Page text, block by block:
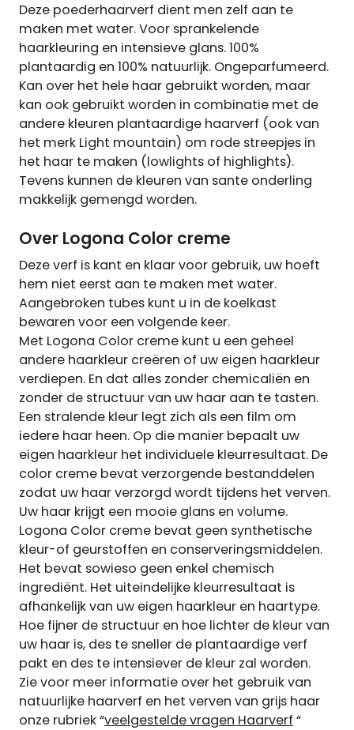
Deze poederhaarverf dient men zelf aan te
maken met water. Voor sprankelende
haarkleuring en intensieve glans. 100%
plantaardig en 100% natuurlijk. Ongeparfumeerd.
Kan over het hele haar gebruikt worden, maar
kan ook gebruikt worden in combinatie met de
andere kleuren plantaardige haarverf (ook van
het merk Light mountain) om rode streepjes in
het haar te maken (lowlights of highlights).
Tevens kunnen de kleuren van sante onderling
makkelijk gemengd worden.
Over Logona Color creme
Deze verf is kant en klaar voor gebruik, uw hoeft
hem niet eerst aan te maken met water.
Aangebroken tubes kunt u in de koelkast
bewaren voor een volgende keer.
Met Logona Color creme kunt u een geheel
andere haarkleur creëren of uw eigen haarkleur
verdiepen. En dat alles zonder chemicaliën en
zonder de structuur van uw haar aan te tasten.
Een stralende kleur legt zich als een film om
iedere haar heen. Op die manier bepaalt uw
eigen haarkleur het individuele kleurresultaat. De
color creme bevat verzorgende bestanddelen
zodat uw haar verzorgd wordt tijdens het verven.
Uw haar krijgt een mooie glans en volume.
Logona Color creme bevat geen synthetische
kleur-of geurstoffen en conserveringsmiddelen.
Het bevat sowieso geen enkel chemisch
ingrediënt. Het uiteindelijke kleurresultaat is
afhankelijk van uw eigen haarkleur en haartype.
Hoe fijner de structuur en hoe lichter de kleur van
uw haar is, des te sneller de plantaardige verf
pakt en des te intensiever de kleur zal worden.
Zie voor meer informatie over het gebruik van
natuurlijke haarverf en het verven van grijs haar
onze rubriek “veelgestelde vragen Haarverf “